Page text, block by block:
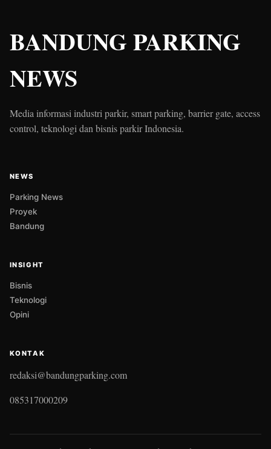
BANDUNG PARKING
NEWS
Media informasi industri parkir, smart parking, barrier gate, access
control, teknologi dan bisnis parkir Indonesia.
NEWS
Parking News
Proyek
Bandung
INSIGHT
Bisnis
Teknologi
Opini
KONTAK
redaksi@bandungparking.com
085317000209